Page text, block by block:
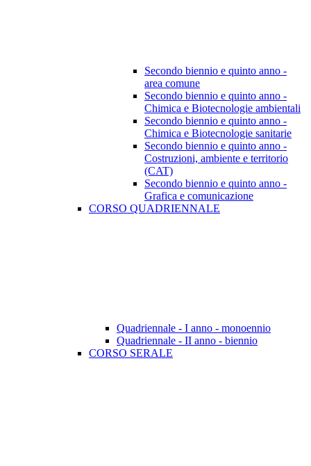
Secondo biennio e quinto anno -
area comune
Secondo biennio e quinto anno -
Chimica e Biotecnologie ambientali
Secondo biennio e quinto anno -
Chimica e Biotecnologie sanitarie
Secondo biennio e quinto anno -
Costruzioni, ambiente e territorio
(CAT)
Secondo biennio e quinto anno -
Grafica e comunicazione
CORSO QUADRIENNALE
Quadriennale - I anno - monoennio
Quadriennale - II anno - biennio
CORSO SERALE